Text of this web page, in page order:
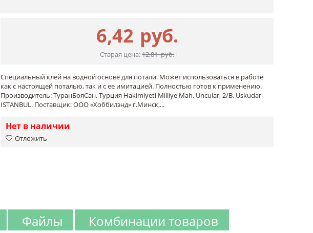
6,42 руб.
Старая цена:12,81руб.
Специальный клей на водной основе для потали. Может использоваться в работе
как с настоящей поталью, так и с ее имитацией. Полностью готов к применению.
Производитель: ТуранБояСан, Турция Hakimiyeti Milliye Mah. Uncular, 2/B, Uskudar-
ISTANBUL. Поставщик: ООО «Хоббилэнд» г.Минск,...
Нет в наличии
Отложить
Файлы
Комбинации товаров